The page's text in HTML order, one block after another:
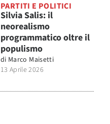
PARTITI E POLITICI
Silvia Salis: il
neorealismo
programmatico oltre il
populismo
di Marco Maisetti
13 Aprile 2026